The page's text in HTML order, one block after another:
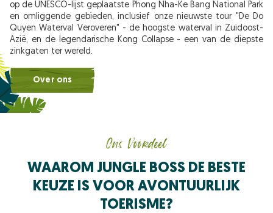
op de UNESCO-lijst geplaatste Phong Nha-Ke Bang National Park
en omliggende gebieden, inclusief onze nieuwste tour "De Do
Quyen Waterval Veroveren" - de hoogste waterval in Zuidoost-
Azië, en de legendarische Kong Collapse - een van de diepste
zinkgaten ter wereld.
Over ons
Ons Voordeel
WAAROM JUNGLE BOSS DE BESTE
KEUZE IS VOOR AVONTUURLIJK
TOERISME?